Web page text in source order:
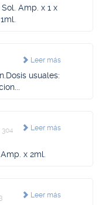
Amp. x 1 x
Leer más
usuales:
Leer más
304
x 2ml.
Leer más